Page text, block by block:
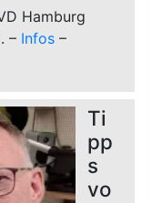
Hamburg
– Infos –
Ti
pp
s
vo